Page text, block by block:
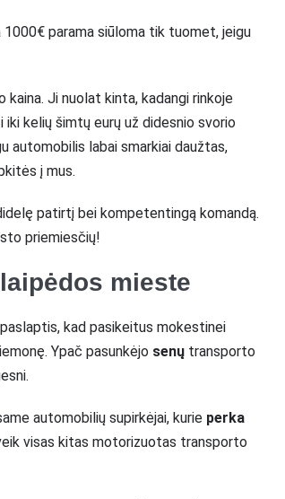
parama siūloma tik tuomet, jeigu
kaina. Ji nuolat kinta, kadangi rinkoje
kelių šimtų eurų už didesnio svorio
automobilis labai smarkiai daužtas,
į mus.
patirtį bei kompetentingą komandą.
priemiesčių!
mieste
kad pasikeitus mokestinei
Ypač pasunkėjo senų transporto
automobilių supirkėjai, kurie perka
visas kitas motorizuotas transporto